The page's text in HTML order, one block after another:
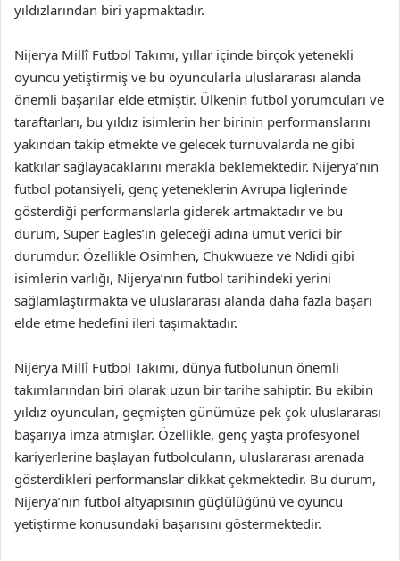
yıldızlarından biri yapmaktadır.
Nijerya Millî Futbol Takımı, yıllar içinde birçok yetenekli
oyuncu yetiştirmiş ve bu oyuncularla uluslararası alanda
önemli başarılar elde etmiştir. Ülkenin futbol yorumcuları ve
taraftarları, bu yıldız isimlerin her birinin performanslarını
yakından takip etmekte ve gelecek turnuvalarda ne gibi
katkılar sağlayacaklarını merakla beklemektedir. Nijerya’nın
futbol potansiyeli, genç yeteneklerin Avrupa liglerinde
gösterdiği performanslarla giderek artmaktadır ve bu
durum, Super Eagles’ın geleceği adına umut verici bir
durumdur. Özellikle Osimhen, Chukwueze ve Ndidi gibi
isimlerin varlığı, Nijerya’nın futbol tarihindeki yerini
sağlamlaştırmakta ve uluslararası alanda daha fazla başarı
elde etme hedefini ileri taşımaktadır.
Nijerya Millî Futbol Takımı, dünya futbolunun önemli
takımlarından biri olarak uzun bir tarihe sahiptir. Bu ekibin
yıldız oyuncuları, geçmişten günümüze pek çok uluslararası
başarıya imza atmışlar. Özellikle, genç yaşta profesyonel
kariyerlerine başlayan futbolcuların, uluslararası arenada
gösterdikleri performanslar dikkat çekmektedir. Bu durum,
Nijerya’nın futbol altyapısının güçlülüğünü ve oyuncu
yetiştirme konusundaki başarısını göstermektedir.